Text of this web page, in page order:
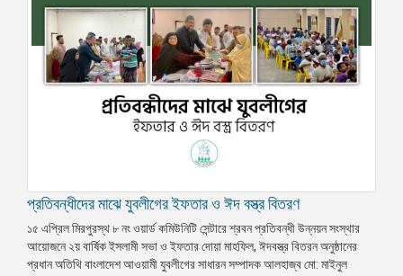
প্রতিবন্ধীদের মাঝে যুবলীগের ইফতার ও ঈদ বস্ত্র বিতরণ
১৫ এপ্রিল মিরপুরস্থ ৮ নং ওয়ার্ড কমিউনিটি সেন্টারে শ্রবন প্রতিবন্ধী উন্নয়ন সংস্থার
আয়োজনে ২য় বার্ষিক ইসলামী সভা ও ইফতার দোয়া মাহফিল, ঈদবস্ত্র বিতরন অনুষ্ঠানের
প্রধান অতিথি বাংলাদেশ আওয়ামী যুবলীগের সাধারন সম্পাদক আলহাজ্ব মো: মাইনুল